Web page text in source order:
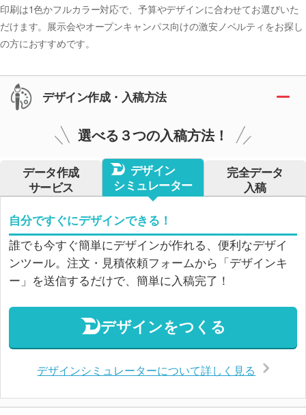
印刷は1色かフルカラー対応で、予算やデザインに合わせてお選びいた
だけます。展示会やオープンキャンパス向けの激安ノベルティをお探し
の方におすすめです。
デザイン作成・入稿方法
選べる３つの入稿方法！
データ作成
サービス
デザイン
シミュレーター
完全データ
入稿
自分ですぐにデザインできる！
誰でも今すぐ簡単にデザインが作れる、便利なデザイ
ンツール。注文・見積依頼フォームから「デザインキ
ー」を送信するだけで、簡単に入稿完了！
デザインをつくる
デザインシミュレーターについて詳しく見る